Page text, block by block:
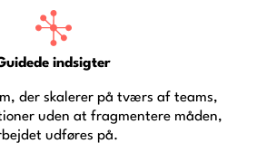
indsigter
der skalerer på tværs af teams,
uden at fragmentere måden,
udføres på.